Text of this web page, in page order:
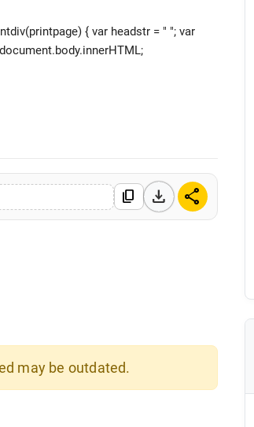
{ var headstr = " "; var
content_copy download share
may be outdated.